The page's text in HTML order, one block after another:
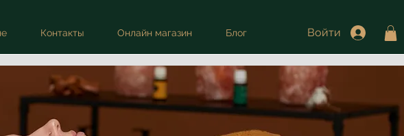
Контакты Онлайн магазин Блог Войти